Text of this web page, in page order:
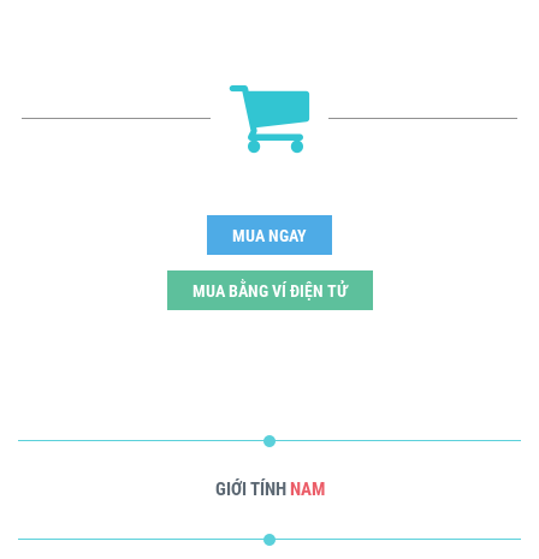
MUA NGAY
MUA BẰNG VÍ ĐIỆN TỬ
GIỚI TÍNH NAM